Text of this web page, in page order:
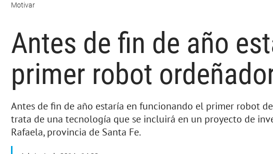
Motivar
Antes de fin de año
primer robot
Antes de fin de año estaría en funcionando el primer robot
trata de una tecnología que se incluirá en un proyecto de
Rafaela, provincia de Santa Fe.